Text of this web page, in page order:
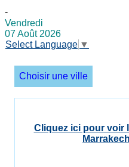
-
Vendredi
07 Août 2026
Select Language ▼
Choisir une ville
Cliquez ici pour voir